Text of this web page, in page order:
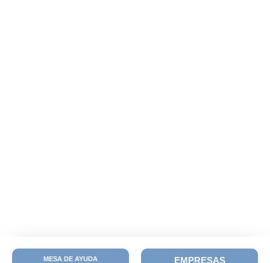
MESA DE AYUDA EMPRESAS